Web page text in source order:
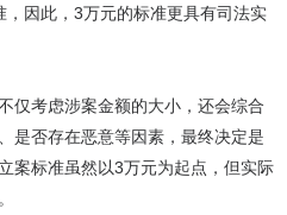
因此，3万元的标准更具有司法实
仅考虑涉案金额的大小，还会综合
是否存在恶意等因素，最终决定是
案标准虽然以3万元为起点，但实际